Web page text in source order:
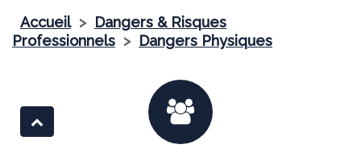
Accueil > Dangers & Risques
Professionnels > Dangers Physiques